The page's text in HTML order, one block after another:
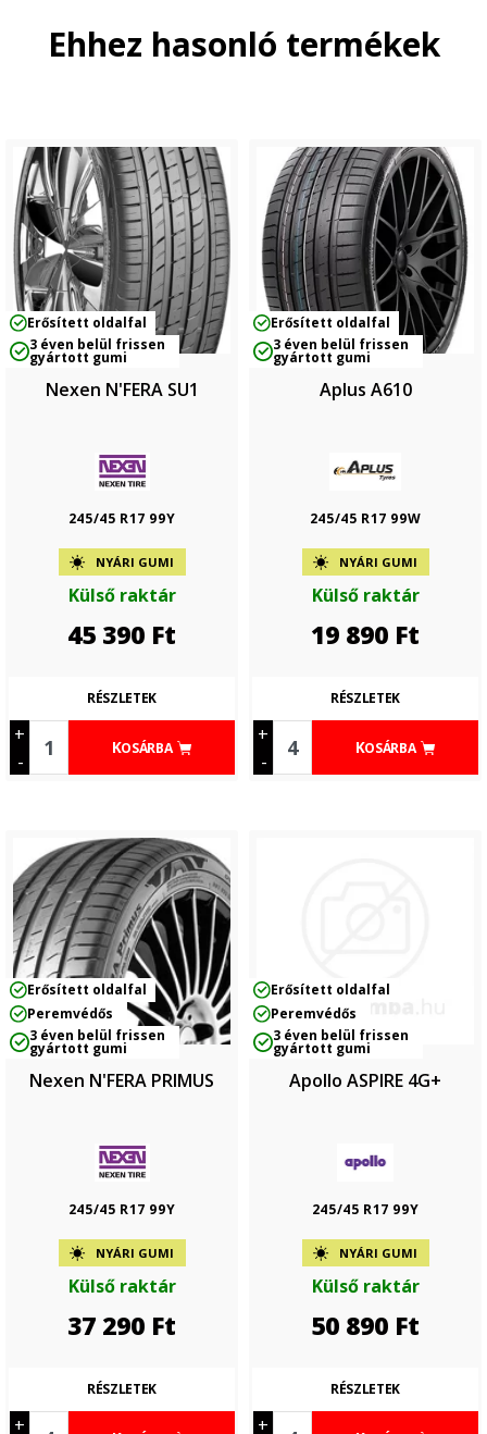
Ehhez hasonló termékek
Erősített oldalfal
3 éven belül frissen
gyártott gumi
Nexen N'FERA SU1
245/45 R17 99Y
NYÁRI GUMI
Külső raktár
45 390 Ft
+
-
KOSÁRBA
RÉSZLETEK
Erősített oldalfal
3 éven belül frissen
gyártott gumi
Aplus A610
245/45 R17 99W
NYÁRI GUMI
Külső raktár
19 890 Ft
+
-
KOSÁRBA
RÉSZLETEK
Erősített oldalfal
Peremvédős
3 éven belül frissen
gyártott gumi
Nexen N'FERA PRIMUS
245/45 R17 99Y
NYÁRI GUMI
Külső raktár
37 290 Ft
+
RÉSZLETEK
Erősített oldalfal
Peremvédős
3 éven belül frissen
gyártott gumi
Apollo ASPIRE 4G+
245/45 R17 99Y
NYÁRI GUMI
Külső raktár
50 890 Ft
+
RÉSZLETEK